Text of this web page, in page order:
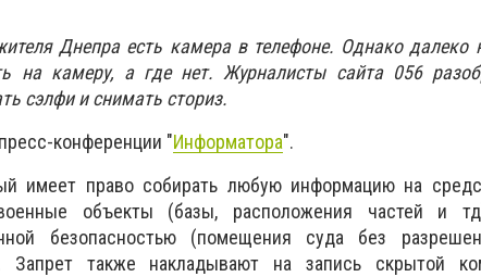
Днепра есть камера в телефоне. Однако далеко
на камеру, а где нет. Журналисты сайта 056
сэлфи и снимать сториз.
конференции "Информатора".
имеет право собирать любую информацию на
объекты (базы, расположения частей и
безопасностью (помещения суда без
Запрет также накладывают на запись скрытой